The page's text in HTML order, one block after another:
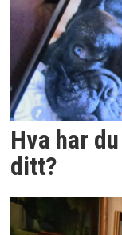
Hva har
ditt?